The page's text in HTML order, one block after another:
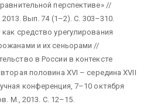
перспективе» //
Вып. 74 (1–2). С. 303–310.
средство урегулирования
и их сеньорами //
в России в контексте
половина XVI – середина XVII
конференция, 7–10 октября
М., 2013. С. 12–15.